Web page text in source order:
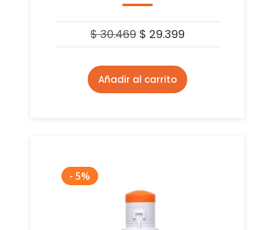
$30.469 $ 29.399
Añadir al carrito
- 5%